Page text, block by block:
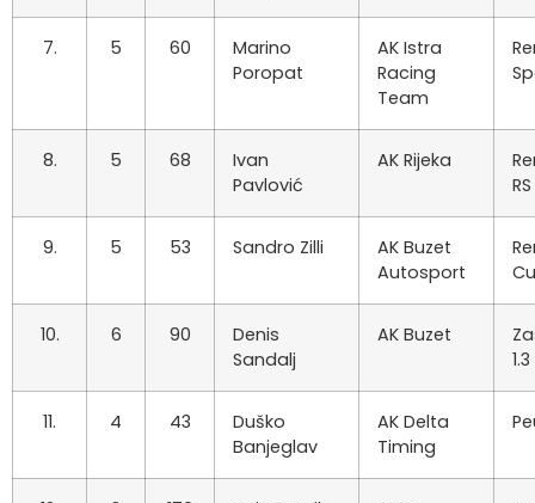
7. 5 60
Marino
Poropat
AK Istra
Racing
Team
8. 5 68
Ivan
Pavlović
AK Rijeka
RS
9. 5 53 Sandro Zilli
AK Buzet
Autosport
10. 6 90
Denis
Sandalj
AK Buzet
1.3
11. 4 43
Duško
Banjeglav
AK Delta
Timing